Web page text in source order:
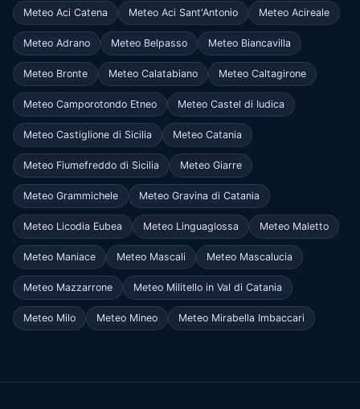
Meteo Aci Catena Meteo Aci Sant'Antonio Meteo Acireale
Meteo Adrano Meteo Belpasso Meteo Biancavilla
Meteo Bronte Meteo Calatabiano Meteo Caltagirone
Meteo Camporotondo Etneo Meteo Castel di Iudica
Meteo Castiglione di Sicilia Meteo Catania
Meteo Fiumefreddo di Sicilia Meteo Giarre
Meteo Grammichele Meteo Gravina di Catania
Meteo Licodia Eubea Meteo Linguaglossa Meteo Maletto
Meteo Maniace Meteo Mascali Meteo Mascalucia
Meteo Mazzarrone Meteo Militello in Val di Catania
Meteo Milo Meteo Mineo Meteo Mirabella Imbaccari